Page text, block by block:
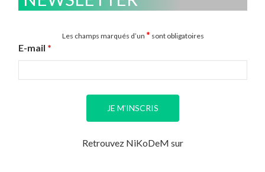
Les champs marqués d’un * sont obligatoires
E-mail *
Retrouvez NiKoDeM sur